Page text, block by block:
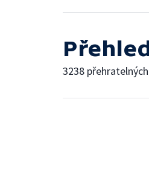
3238 přehratelných